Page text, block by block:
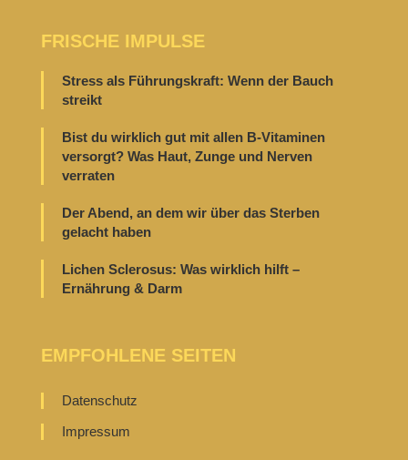
FRISCHE IMPULSE
Stress als Führungskraft: Wenn der Bauch
streikt
Bist du wirklich gut mit allen B-Vitaminen
versorgt? Was Haut, Zunge und Nerven
verraten
Der Abend, an dem wir über das Sterben
gelacht haben
Lichen Sclerosus: Was wirklich hilft –
Ernährung & Darm
EMPFOHLENE SEITEN
Datenschutz
Impressum